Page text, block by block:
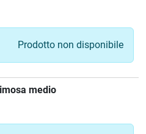
Prodotto non disponibile
medio